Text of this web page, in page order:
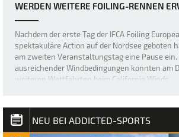
WERDEN WEITERE FOILING-RENNEN
Nachdem der erste Tag der IFCA Foiling
spektakuläre Action auf der Nordsee geboten
am zweiten Veranstaltungstag eine Pause ein.
ausreichender Windbedingungen konnten am
weiteren Wettfahrten beim California Winds…
NEU BEI ADDICTED-SPORTS